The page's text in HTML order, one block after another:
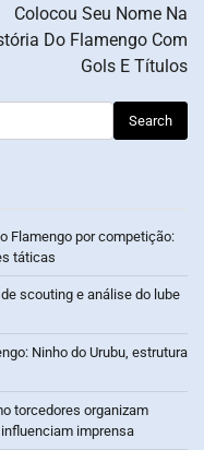
Colocou Seu Nome Na
Do Flamengo Com
Gols E Títulos
Flamengo por competição:
táticas
scouting e análise do lube
Ninho do Urubu, estrutura
torcedores organizam
imprensa